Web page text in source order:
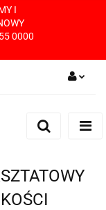
I
0000
Zarejestruj się